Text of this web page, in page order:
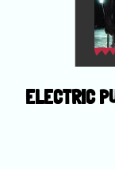
ELECTRIC